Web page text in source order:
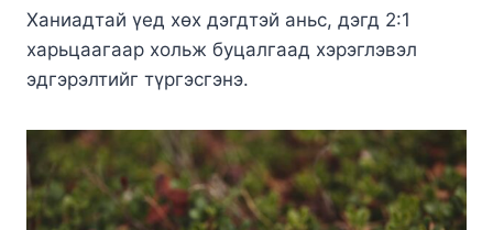
Ханиадтай үед хөх дэгдтэй аньс, дэгд 2:1
харьцаагаар хольж буцалгаад хэрэглэвэл
эдгэрэлтийг түргэсгэнэ.